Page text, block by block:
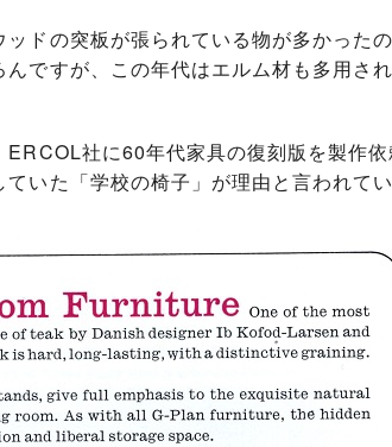
ドの突板が張られている物が多かった
ですが、この年代はエルム材も多用さ
社に60年代家具の復刻版を製作
いた「学校の椅子」が理由と言われてい